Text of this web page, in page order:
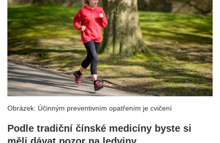
Obrázek: Účinným preventivním opatřením je cvičení
Podle tradiční čínské medicíny byste si